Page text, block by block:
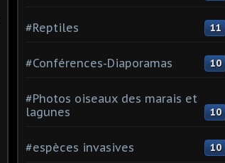
#Reptiles 11
#Conférences-Diaporamas 10
#Photos oiseaux des marais et
lagunes
10
#espèces invasives 10